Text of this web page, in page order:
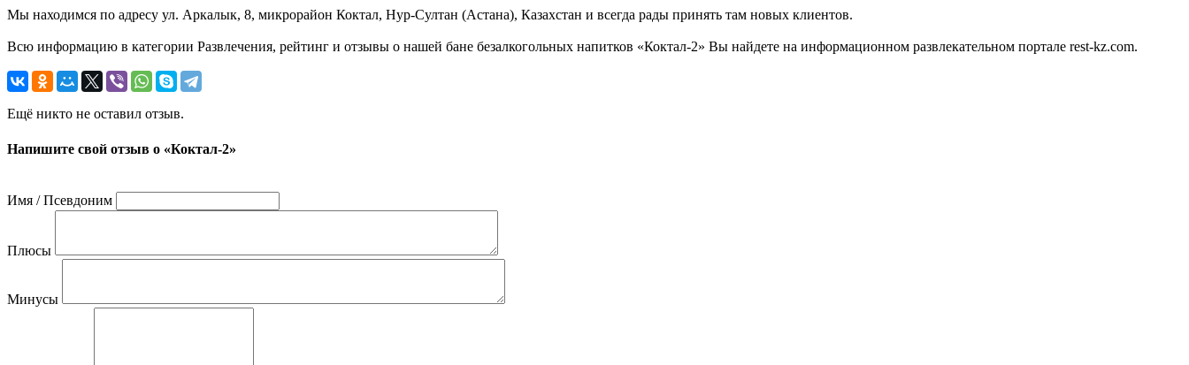
Мы находимся по адресу ул. Аркалык, 8, микрорайон Коктал, Нур-Султан (Астана), Казахстан и всегда рады принять там новых клиентов.
Всю информацию в категории Развлечения, рейтинг и отзывы о нашей бане безалкогольных напитков «Коктал-2» Вы найдете на информационном развлекательном портале rest-kz.com.
Ещё никто не оставил отзыв.
Напишите свой отзыв о «Коктал-2»
Имя / Псевдоним
Плюсы
Минусы